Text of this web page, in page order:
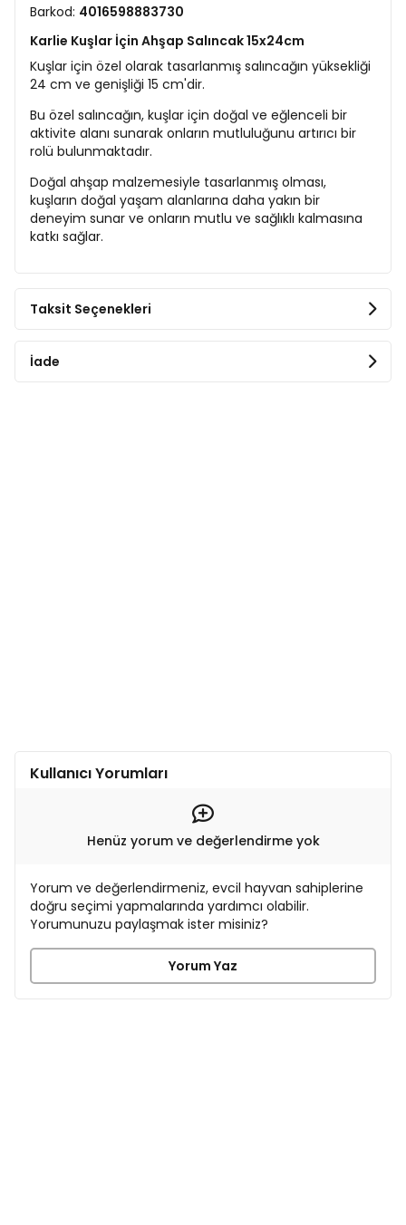
Barkod: 4016598883730
Karlie Kuşlar İçin Ahşap Salıncak 15x24cm
Kuşlar için özel olarak tasarlanmış salıncağın yüksekliği
24 cm ve genişliği 15 cm'dir.
Bu özel salıncağın, kuşlar için doğal ve eğlenceli bir
aktivite alanı sunarak onların mutluluğunu artırıcı bir
rolü bulunmaktadır.
Doğal ahşap malzemesiyle tasarlanmış olması,
kuşların doğal yaşam alanlarına daha yakın bir
deneyim sunar ve onların mutlu ve sağlıklı kalmasına
katkı sağlar.
Taksit Seçenekleri
İade
Kullanıcı Yorumları
Henüz yorum ve değerlendirme yok
Yorum ve değerlendirmeniz, evcil hayvan sahiplerine
doğru seçimi yapmalarında yardımcı olabilir.
Yorumunuzu paylaşmak ister misiniz?
Yorum Yaz